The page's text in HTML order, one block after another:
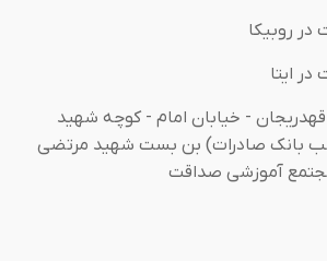
در روبیکا
در ایتا
- خیابان امام - کوچه شهید
بانک صادرات) بن بست شهید مرتضی